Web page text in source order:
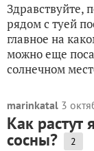
Здравствуйте,
рядом с туей
главное на
можно еще
солнечном
marinkatal 3
Как растут
сосны? 2